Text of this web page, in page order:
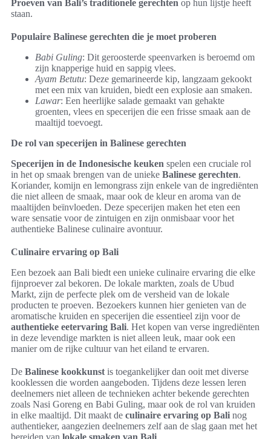
Proeven van Bali’s traditionele gerechten op hun lijstje heeft
staan.
Populaire Balinese gerechten die je moet proberen
Babi Guling: Dit geroosterde speenvarken is beroemd om
zijn knapperige huid en sappig vlees.
Ayam Betutu: Deze gemarineerde kip, langzaam gekookt
met een mix van kruiden, biedt een explosie aan smaken.
Lawar: Een heerlijke salade gemaakt van gehakte
groenten, vlees en specerijen die een frisse smaak aan de
maaltijd toevoegt.
De rol van specerijen in Balinese gerechten
Specerijen in de Indonesische keuken spelen een cruciale rol
in het op smaak brengen van de unieke Balinese gerechten.
Koriander, komijn en lemongrass zijn enkele van de ingrediënten
die niet alleen de smaak, maar ook de kleur en aroma van de
maaltijden beïnvloeden. Deze specerijen maken het eten een
ware sensatie voor de zintuigen en zijn onmisbaar voor het
authentieke Balinese culinaire avontuur.
Culinaire ervaring op Bali
Een bezoek aan Bali biedt een unieke culinaire ervaring die elke
fijnproever zal bekoren. De lokale markten, zoals de Ubud
Markt, zijn de perfecte plek om de versheid van de lokale
producten te proeven. Bezoekers kunnen hier genieten van de
aromatische kruiden en specerijen die essentieel zijn voor de
authentieke eetervaring Bali. Het kopen van verse ingrediënten
in deze levendige markten is niet alleen leuk, maar ook een
manier om de rijke cultuur van het eiland te ervaren.
De Balinese kookkunst is toegankelijker dan ooit met diverse
kooklessen die worden aangeboden. Tijdens deze lessen leren
deelnemers niet alleen de technieken achter bekende gerechten
zoals Nasi Goreng en Babi Guling, maar ook de rol van kruiden
in elke maaltijd. Dit maakt de culinaire ervaring op Bali nog
authentieker, aangezien deelnemers zelf aan de slag gaan met het